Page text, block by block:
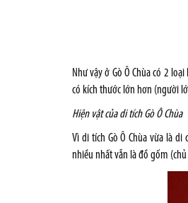
Như vậy ở Gò Ô Chùa có 2
có kích thước lớn hơn (người
Hiện vật của di tích Gò Ô Chùa
Vì di tích Gò Ô Chùa vừa là
nhiều nhất vẫn là đồ gốm